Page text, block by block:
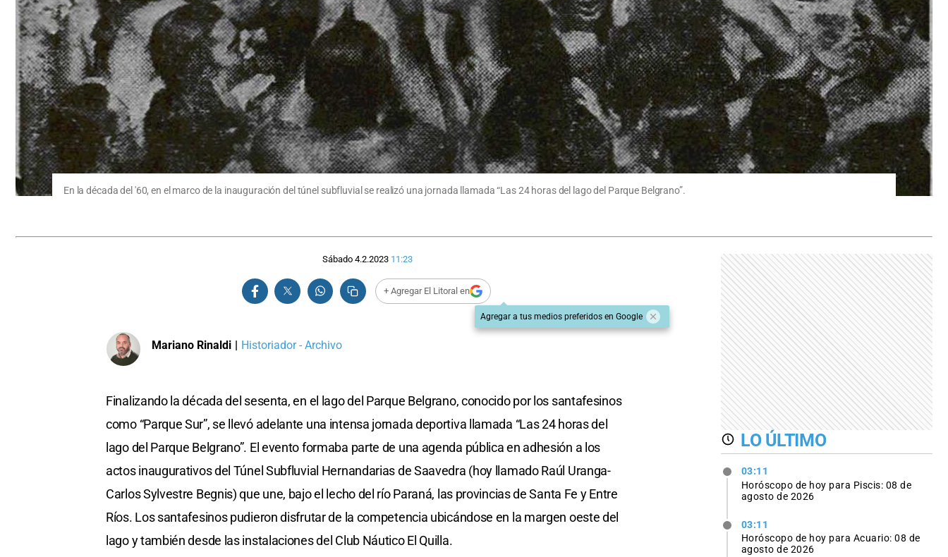
En la década del '60, en el marco de la inauguración del túnel subfluvial se realizó una jornada llamada “Las 24 horas del lago del Parque Belgrano”.
Sábado 4.2.2023 11:23
+ Agregar El Litoral en
Agregar a tus medios preferidos en Google
Mariano Rinaldi | Historiador - Archivo
Finalizando la década del sesenta, en el lago del Parque Belgrano, conocido por los santafesinos
como “Parque Sur”, se llevó adelante una intensa jornada deportiva llamada “Las 24 horas del
lago del Parque Belgrano”. El evento formaba parte de una agenda pública en adhesión a los
actos inaugurativos del Túnel Subfluvial Hernandarias de Saavedra (hoy llamado Raúl Uranga-
Carlos Sylvestre Begnis) que une, bajo el lecho del río Paraná, las provincias de Santa Fe y Entre
Ríos. Los santafesinos pudieron disfrutar de la competencia ubicándose en la margen oeste del
lago y también desde las instalaciones del Club Náutico El Quilla.
LO ÚLTIMO
03:11
Horóscopo de hoy para Piscis: 08 de
agosto de 2026
03:11
Horóscopo de hoy para Acuario: 08 de
agosto de 2026